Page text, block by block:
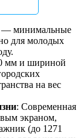
— минимальные
для молодых
мм и шириной
на вес
: Современная
экраном,
(до 1271